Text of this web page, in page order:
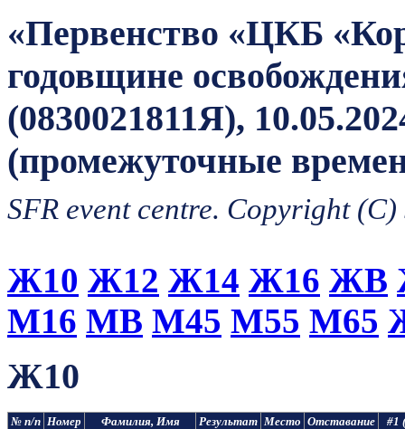
«Первенство «ЦКБ
годовщине
(0830021811Я),
(промежуточные
SFR event centre. Copyright
Ж10 Ж12 Ж14 Ж16 ЖВ
М16 МВ М45 М55 М65
Ж10
№ п/п Номер Фамилия, Имя Результат Место Отставание
#1